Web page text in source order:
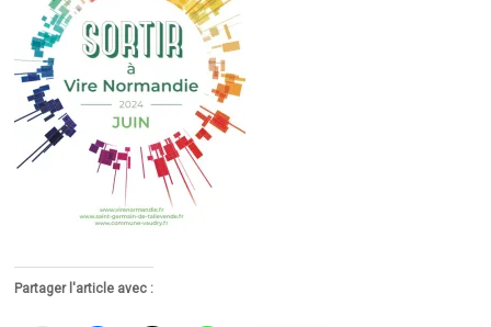
Partager l'article avec :